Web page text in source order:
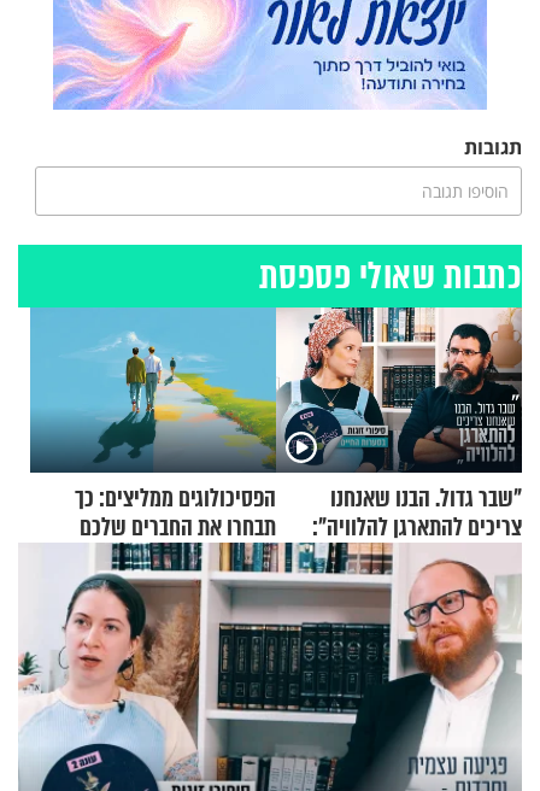
תגובות
הוסיפו תגובה
כתבות שאולי פספסת
"שבר גדול. הבנו שאנחנו
צריכים להתארגן להלוויה":
זוגיות במבחן, הפעם עם מרים
וגד דנינו
הפסיכולוגים ממליצים: כך
תבחרו את החברים שלכם
בחיים